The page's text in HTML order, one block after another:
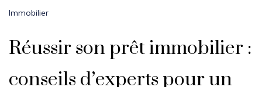
Immobilier
Réussir son prêt immobilier :
conseils d’experts pour un